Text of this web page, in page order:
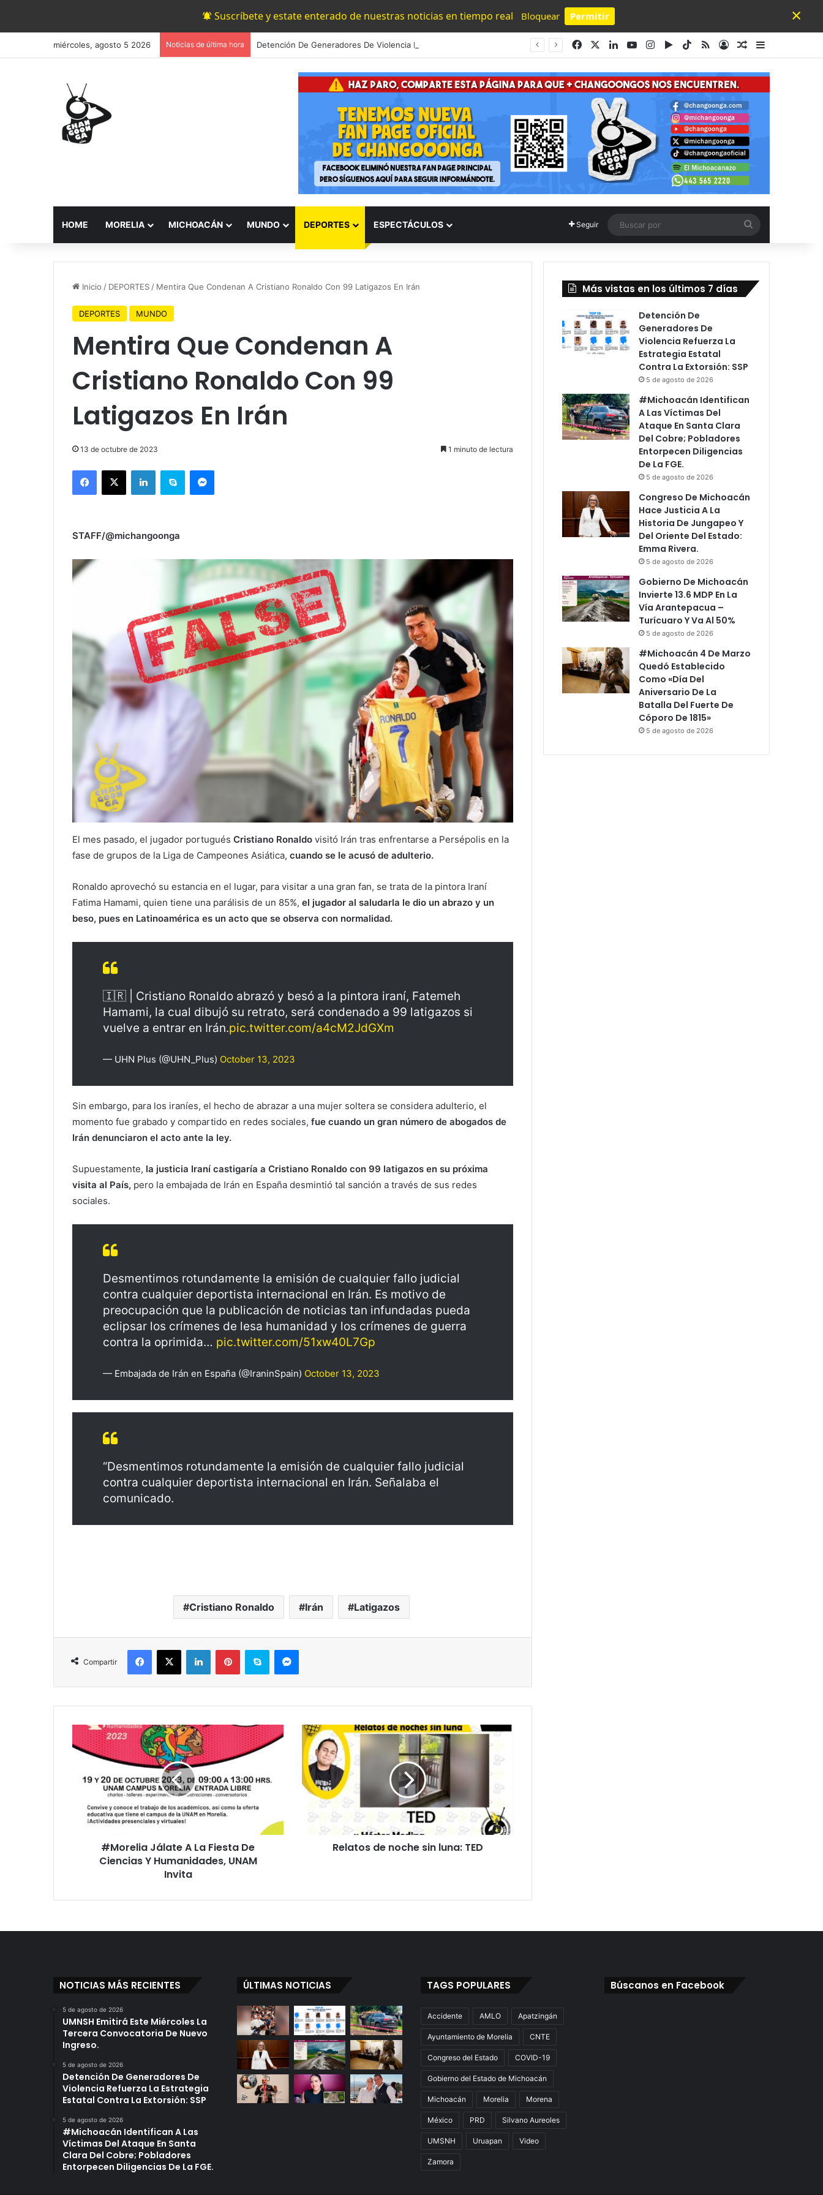
Suscríbete y estate enterado de nuestras noticias en tiempo real Bloquear Permitir
Powered by SendPulse
×
miércoles, agosto 5 2026 Noticias de última hora FacebookLinkedInYouTubeInstagram
Google Play
TikTok
RSSAccesoPublicación al
Barra lateral
HOME MORELIA MICHOACÁN MUNDO DEPORTES ESPECTÁCULOS Seguir
por
Inicio / DEPORTES / Mentira Que Condenan A Cristiano Ronaldo Con 99 Latigazos En Irán
DEPORTES MUNDO
Mentira Que Condenan A
Cristiano Ronaldo Con 99
Latigazos En Irán
13 de octubre de 2023 1 minuto de lectura
Facebook
X LinkedInSkype Messenger
STAFF/@michangoonga
El mes pasado, el jugador portugués Cristiano Ronaldo visitó Irán tras enfrentarse a Persépolis en la
fase de grupos de la Liga de Campeones Asiática, cuando se le acusó de adulterio.
Ronaldo aprovechó su estancia en el lugar, para visitar a una gran fan, se trata de la pintora Iraní
Fatima Hamami, quien tiene una parálisis de un 85%, el jugador al saludarla le dio un abrazo y un
beso, pues en Latinoamérica es un acto que se observa con normalidad.
🇮🇷 | Cristiano Ronaldo abrazó y besó a la pintora iraní, Fatemeh
Hamami, la cual dibujó su retrato, será condenado a 99 latigazos si
vuelve a entrar en Irán.pic.twitter.com/a4cM2JdGXm
— UHN Plus (@UHN_Plus) October 13, 2023
Sin embargo, para los iraníes, el hecho de abrazar a una mujer soltera se considera adulterio, el
momento fue grabado y compartido en redes sociales, fue cuando un gran número de abogados de
Irán denunciaron el acto ante la ley.
Supuestamente, la justicia Iraní castigaría a Cristiano Ronaldo con 99 latigazos en su próxima
visita al País, pero la embajada de Irán en España desmintió tal sanción a través de sus redes
sociales.
Desmentimos rotundamente la emisión de cualquier fallo judicial
contra cualquier deportista internacional en Irán. Es motivo de
preocupación que la publicación de noticias tan infundadas pueda
eclipsar los crímenes de lesa humanidad y los crímenes de guerra
contra la oprimida… pic.twitter.com/51xw40L7Gp
— Embajada de Irán en España (@IraninSpain) October 13, 2023
“Desmentimos rotundamente la emisión de cualquier fallo judicial
contra cualquier deportista internacional en Irán. Señalaba el
comunicado.
Cristiano Ronaldo Irán Latigazos
Compartir
Facebook
X LinkedInPinterestSkype Messenger
#Morelia
Jálate
Fiesta
Ciencias
#Morelia Jálate A La Fiesta De
Ciencias Y Humanidades, UNAM
Invita
Relatos
de
noche
sin
luna:
TED
Relatos de noche sin luna: TED
Más vistas en los últimos 7 días
Detención De
Generadores De
Violencia Refuerza La
Estrategia Estatal
Contra La Extorsión: SSP
5 de agosto de 2026
#Michoacán Identifican
A Las Víctimas Del
Ataque En Santa Clara
Del Cobre; Pobladores
Entorpecen Diligencias
De La FGE.
5 de agosto de 2026
Congreso De Michoacán
Hace Justicia A La
Historia De Jungapeo Y
Del Oriente Del Estado:
Emma Rivera.
5 de agosto de 2026
Gobierno De Michoacán
Invierte 13.6 MDP En La
Vía Arantepacua –
Turícuaro Y Va Al 50%
5 de agosto de 2026
#Michoacán 4 De Marzo
Quedó Establecido
Como «Día Del
Aniversario De La
Batalla Del Fuerte De
Cóporo De 1815»
5 de agosto de 2026
NOTICIAS MÁS RECIENTES
5 de agosto de 2026
UMNSH Emitirá Este Miércoles La
Tercera Convocatoria De Nuevo
Ingreso.
5 de agosto de 2026
Detención De Generadores De
Violencia Refuerza La Estrategia
Estatal Contra La Extorsión: SSP
5 de agosto de 2026
#Michoacán Identifican A Las
Víctimas Del Ataque En Santa
Clara Del Cobre; Pobladores
Entorpecen Diligencias De La FGE.
ÚLTIMAS NOTICIAS TAGS POPULARES
Accidente AMLO Apatzingán
Ayuntamiento de Morelia CNTE
Congreso del Estado COVID-19
Gobierno del Estado de Michoacán
Michoacán Morelia Morena
México PRD Silvano Aureoles
UMSNH Uruapan Video
Zamora
Búscanos en Facebook